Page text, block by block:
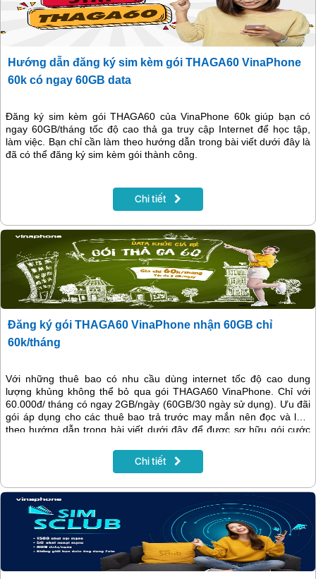
Hướng dẫn đăng ký sim kèm gói THAGA60 VinaPhone
60k có ngay 60GB data
Đăng ký sim kèm gói THAGA60 của VinaPhone 60k giúp bạn có
ngay 60GB/tháng tốc độ cao thả ga truy cập Internet để học tập,
làm việc. Bạn chỉ cần làm theo hướng dẫn trong bài viết dưới đây là
đã có thể đăng ký sim kèm gói thành công.
Chi tiết
Đăng ký gói THAGA60 VinaPhone nhận 60GB chỉ
60k/tháng
Với những thuê bao có nhu cầu dùng internet tốc độ cao dung
lượng khủng không thể bỏ qua gói THAGA60 VinaPhone. Chỉ với
60.000đ/ tháng có ngay 2GB/ngày (60GB/30 ngày sử dụng). Ưu đãi
gói áp dụng cho các thuê bao trả trước may mắn nên đọc và làm
theo hướng dẫn trong bài viết dưới đây để được sơ hữu gói cước
Chi tiết